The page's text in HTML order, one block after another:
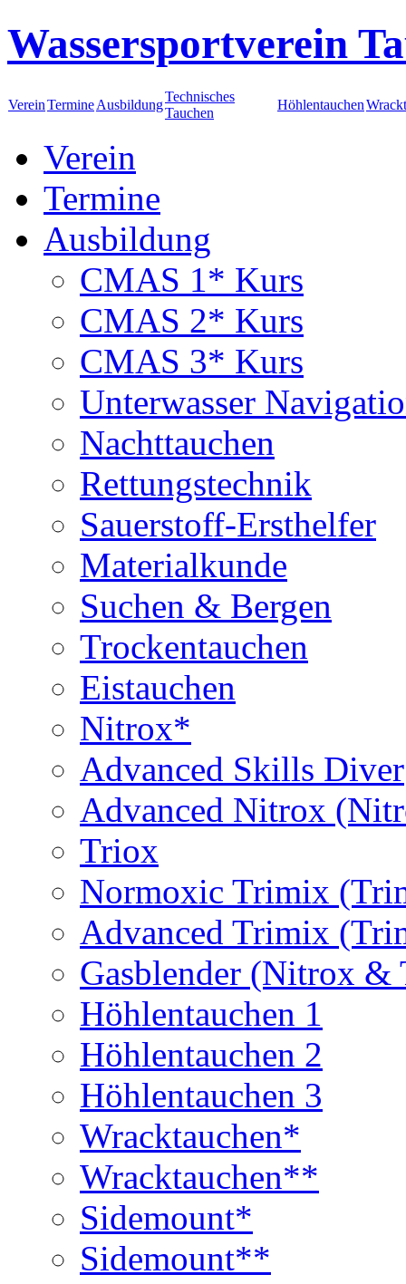
Wassersportverein
VereinTermineAusbildung
Technisches
Tauchen
Höhlentauchen
Verein
Termine
Ausbildung
CMAS 1* Kurs
CMAS 2* Kurs
CMAS 3* Kurs
Unterwasser
Nachttauchen
Rettungstechnik
Sauerstoff-Ersthelfer
Materialkunde
Suchen & Bergen
Trockentauchen
Eistauchen
Nitrox*
Advanced Skills Diver
Advanced Nitrox
Triox
Normoxic Trimix
Advanced Trimix
Gasblender (Nitrox
Höhlentauchen 1
Höhlentauchen 2
Höhlentauchen 3
Wracktauchen*
Wracktauchen**
Sidemount*
Sidemount**